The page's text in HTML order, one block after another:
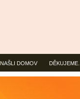
NAŠLI DOMOV DĚKUJEME...